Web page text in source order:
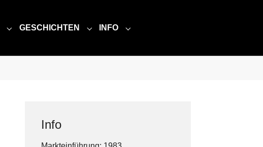
"SAMMLUNG"
SUBMENU FOR "TECHNIK"
GESCHICHTEN
SUBMENU FOR "GESCHICHTEN"
INFO
SUBMENU FOR "INFO"
Info